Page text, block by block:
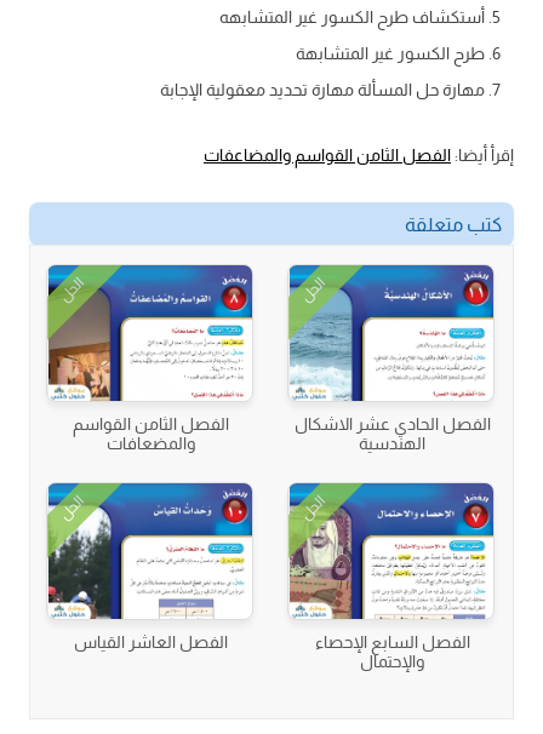
أستكشاف طرح الكسور غير المتشابهه
طرح الكسور غير المتشابهة
مهارة حل المسألة مهارة تحديد معقولية الإجابة
إقرأ أيضا:الفصل الثامن القواسم والمضاعفات
كتب متعلقة
الحل
الفصل الحادي عشر الاشكال
الهندسية
الحل
الفصل الثامن القواسم
والمضعافات
الحل
الفصل السابع الإحصاء
والإحتمال
الحل
الفصل العاشر القياس